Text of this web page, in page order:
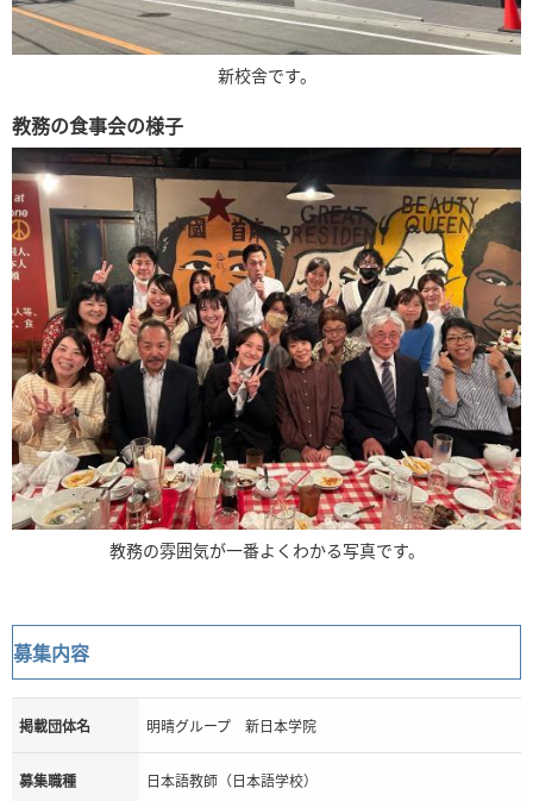
新校舎です。
教務の食事会の様子
教務の雰囲気が一番よくわかる写真です。
募集内容
掲載団体名 明晴グループ 新日本学院
募集職種 日本語教師（日本語学校）